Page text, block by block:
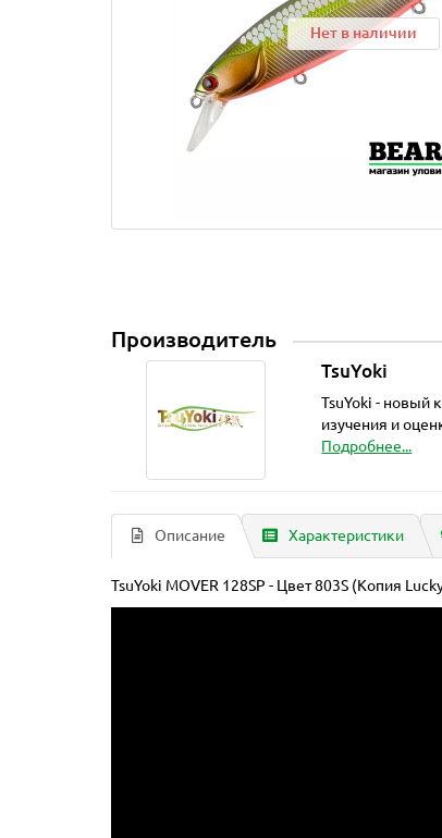
Нет в наличии
Производитель
TsuYoki
TsuYoki - новый
изучения и
Подробнее...
Описание Характеристики
TsuYoki MOVER 128SP - Цвет 803S (Копия